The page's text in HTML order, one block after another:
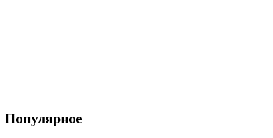
Популярное